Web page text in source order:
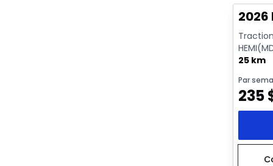
2026
ECO/
25 km
Par
235